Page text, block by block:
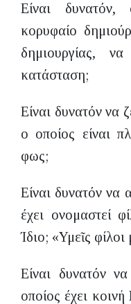
Είναι
κορυφαίο
δημιουργίας,
κατάσταση;
Είναι δυνατόν να
ο οποίος είναι
φως;
Είναι δυνατόν να
έχει ονομαστεί
Ίδιο; «῾Υμεῖς
Είναι δυνατόν
οποίος έχει